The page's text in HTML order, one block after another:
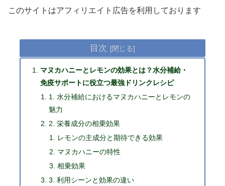
このサイトはアフィリエイト広告を利用しております
目次
マヌカハニーとレモンの効果とは？水分補給・
免疫サポートに役立つ最強ドリンクレシピ
1. 水分補給におけるマヌカハニーとレモンの
魅力
2. 栄養成分の相乗効果
レモンの主成分と期待できる効果
マヌカハニーの特性
相乗効果
3. 利用シーンと効果の違い